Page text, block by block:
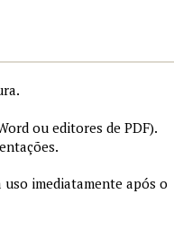
ou editores de PDF).
imediatamente após o